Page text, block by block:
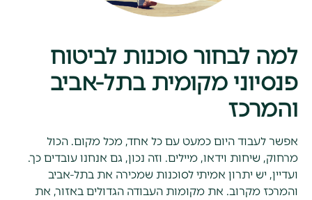
למה לבחור סוכנות לביטוח
פנסיוני מקומית בתל-אביב
והמרכז
אפשר לעבוד היום כמעט עם כל אחד, מכל מקום. הכול
מרחוק, שיחות וידאו, מיילים. וזה נכון, גם אנחנו עובדים כך.
ועדיין, יש יתרון אמיתי לסוכנות שמכירה את בתל-אביב
והמרכז מקרוב. את מקומות העבודה הגדולים באזור, את